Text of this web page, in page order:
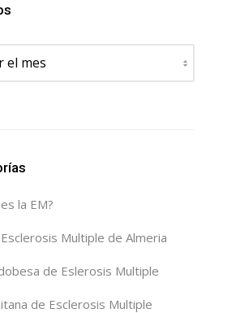
la EM?
Multiple de Almeria
de Eslerosis Multiple
de Esclerosis Multiple